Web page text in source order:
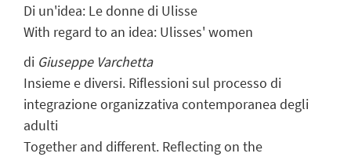
Di un'idea: Le donne di Ulisse
With regard to an idea: Ulisses' women
di Giuseppe Varchetta
Insieme e diversi. Riflessioni sul processo di
integrazione organizzativa contemporanea degli
adulti
Together and different. Reflecting on the